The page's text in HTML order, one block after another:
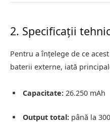
2. Specificații
Pentru a înțelege de ce
baterii externe, iată
Capacitate: 26.250 mAh
Output total: până la